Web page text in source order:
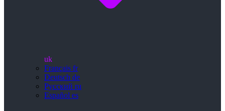
uk
Français fr
Deutsch de
Русский ru
Español es